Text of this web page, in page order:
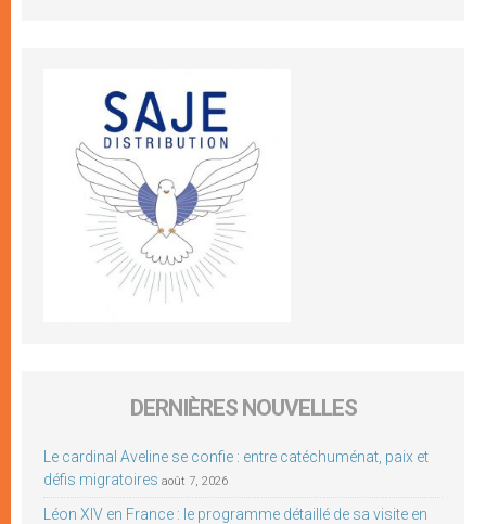
DERNIÈRES NOUVELLES
Le cardinal Aveline se confie : entre catéchuménat, paix et
défis migratoires août 7, 2026
Léon XIV en France : le programme détaillé de sa visite en